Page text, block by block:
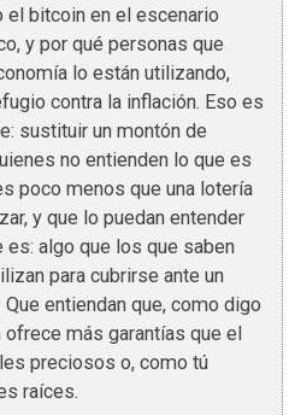
el bitcoin en el escenario
y por qué personas que
lo están utilizando,
contra la inflación. Eso es
sustituir un montón de
no entienden lo que es
poco menos que una lotería
y que lo puedan entender
algo que los que saben
para cubrirse ante un
entiendan que, como digo
más garantías que el
preciosos o, como tú
raíces.